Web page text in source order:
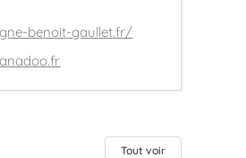
benoit-gaullet.fr/
Tout voir